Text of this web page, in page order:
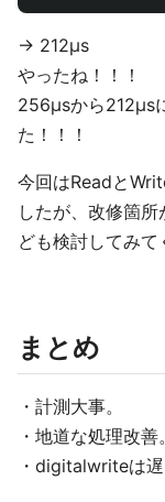
-> 212µs
やったね！！！
256µsから212µs
た！！！
今回はReadと
したが、改修箇
ども検討してみて
まとめ
・計測大事。
・地道な処理改善
・digitalwriteは遅